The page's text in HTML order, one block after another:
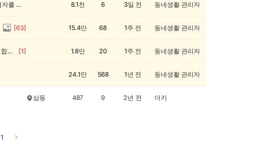
💰[당첨자 발표] 26회차 우리 동네 정보왕 이벤트 당첨자를 발표합니다! 8.1천 6 3일 전 동네생활 관리자
[63] 15.4만 68 1주 전 동네생활 관리자
💰[당첨자 발표] 우리 동네 썰전 12회차 당첨자를 발표합니다! [1] 1.8만 20 1주 전 동네생활 관리자
24.1만 568 1년 전 동네생활 관리자
삼동 487 9 2년 전 더키
1